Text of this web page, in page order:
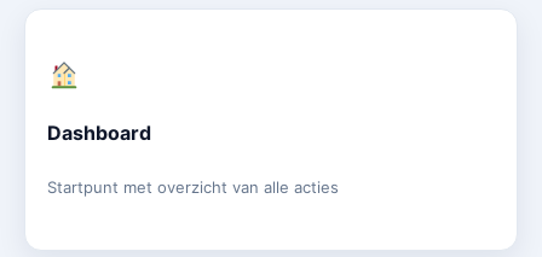
Dashboard
Startpunt met overzicht van alle acties